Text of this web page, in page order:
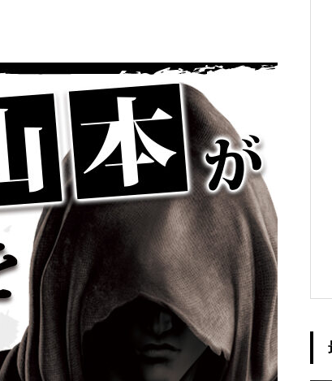
民事再生申請
東京イースト様